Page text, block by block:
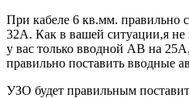
При кабеле 6 кв.мм. правильно
32А. Как в вашей ситуации,я не
у вас только вводной АВ на
правильно поставить вводные
УЗО будет правильным